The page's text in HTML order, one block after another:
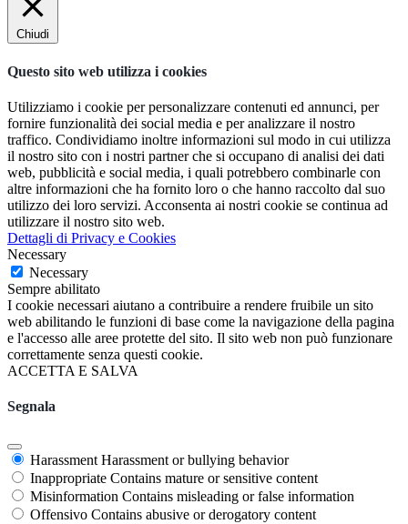
Chiudi
Questo sito web utilizza i cookies
Utilizziamo i cookie per personalizzare contenuti ed annunci, per
fornire funzionalità dei social media e per analizzare il nostro
traffico. Condividiamo inoltre informazioni sul modo in cui utilizza
il nostro sito con i nostri partner che si occupano di analisi dei dati
web, pubblicità e social media, i quali potrebbero combinarle con
altre informazioni che ha fornito loro o che hanno raccolto dal suo
utilizzo dei loro servizi. Acconsenta ai nostri cookie se continua ad
utilizzare il nostro sito web.
Dettagli di Privacy e Cookies
Necessary
Necessary
Sempre abilitato
I cookie necessari aiutano a contribuire a rendere fruibile un sito
web abilitando le funzioni di base come la navigazione della pagina
e l'accesso alle aree protette del sito. Il sito web non può funzionare
correttamente senza questi cookie.
ACCETTA E SALVA
Segnala
Harassment Harassment or bullying behavior
Inappropriate Contains mature or sensitive content
Misinformation Contains misleading or false information
Offensivo Contains abusive or derogatory content